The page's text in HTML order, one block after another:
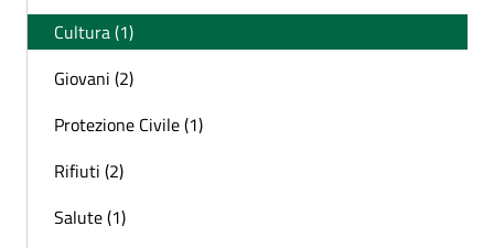
Cultura (1)
Giovani (2)
Protezione Civile (1)
Rifiuti (2)
Salute (1)